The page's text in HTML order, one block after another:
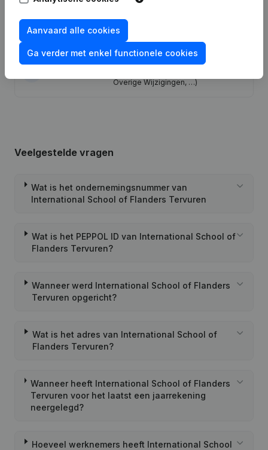
Benoemingen - Statuten (Vertaling,
Coördinatie, Overige Wijzigingen, …)
Ontslagnemingen - Benoemingen -
Overige Wijzigingen, …)
Veelgestelde vragen
Wat is het ondernemingsnummer van
International School of Flanders Tervuren
Wat is het PEPPOL ID van International School of
Flanders Tervuren?
Wanneer werd International School of Flanders
Tervuren opgericht?
Wat is het adres van International School of
Flanders Tervuren?
Wanneer heeft International School of Flanders
Tervuren voor het laatst een jaarrekening
neergelegd?
Hoeveel werknemers heeft International School
Aanvaard alle cookies
Ga verder met enkel functionele cookies